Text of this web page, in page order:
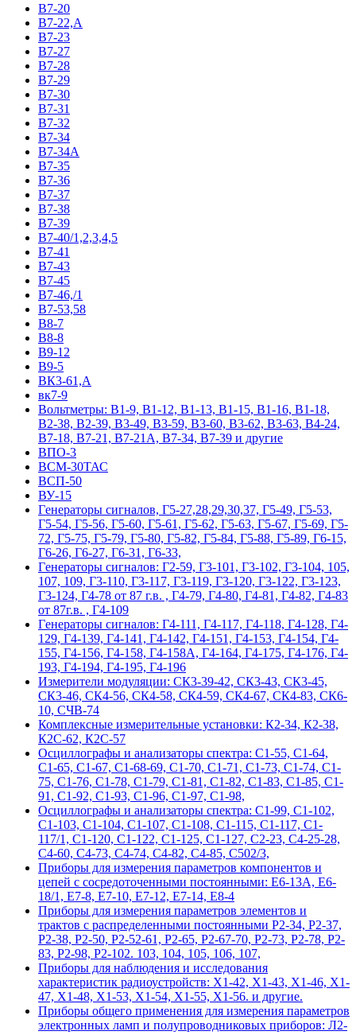
В7-20
В7-22,А
В7-23
В7-27
В7-28
В7-29
В7-30
В7-31
В7-32
В7-34
В7-34А
В7-35
В7-36
В7-37
В7-38
В7-39
В7-40/1,2,3,4,5
В7-41
В7-43
В7-45
В7-46,/1
В7-53,58
В8-7
В8-8
В9-12
В9-5
ВК3-61,А
вк7-9
Вольтметры: В1-9, В1-12, В1-13, В1-15, В1-16, В1-18,
В2-38, В2-39, В3-49, В3-59, В3-60, В3-62, В3-63, В4-24,
В7-18, В7-21, В7-21А, В7-34, В7-39 и другие
ВПО-3
ВСМ-30ТАС
ВСП-50
ВУ-15
Гeнepaтopы cигнaлoв, Г5-27,28,29,30,37, Г5-49, Г5-53,
Г5-54, Г5-56, Г5-60, Г5-61, Г5-62, Г5-63, Г5-67, Г5-69, Г5-
72, Г5-75, Г5-79, Г5-80, Г5-82, Г5-84, Г5-88, Г5-89, Г6-15,
Г6-26, Г6-27, Г6-31, Г6-33,
Гeнepaтopы cигнaлoв: Г2-59, Г3-101, Г3-102, Г3-104, 105,
107, 109, Г3-110, Г3-117, Г3-119, Г3-120, Г3-122, Г3-123,
Г3-124, Г4-78 от 87 г.в. , Г4-79, Г4-80, Г4-81, Г4-82, Г4-83
от 87г.в. , Г4-109
Гeнepaтopы cигнaлoв: Г4-111, Г4-117, Г4-118, Г4-128, Г4-
129, Г4-139, Г4-141, Г4-142, Г4-151, Г4-153, Г4-154, Г4-
155, Г4-156, Г4-158, Г4-158А, Г4-164, Г4-175, Г4-176, Г4-
193, Г4-194, Г4-195, Г4-196
Измерители модуляции: СК3-39-42, СК3-43, СК3-45,
СК3-46, СК4-56, СК4-58, СК4-59, СК4-67, СК4-83, СК6-
10, СЧВ-74
Комплексные измерительные установки: К2-34, К2-38,
К2С-62, К2С-57
Осциллографы и анализаторы спектра: С1-55, С1-64,
С1-65, С1-67, С1-68-69, С1-70, С1-71, С1-73, С1-74, С1-
75, С1-76, С1-78, С1-79, С1-81, С1-82, С1-83, С1-85, С1-
91, С1-92, С1-93, С1-96, С1-97, С1-98,
Осциллографы и анализаторы спектра: С1-99, С1-102,
С1-103, С1-104, С1-107, С1-108, С1-115, С1-117, С1-
117/1, С1-120, С1-122, С1-125, С1-127, С2-23, С4-25-28,
С4-60, С4-73, С4-74, С4-82, С4-85, С502/3,
Приборы для измерения параметров компонентов и
цепей с сосредоточенными постоянными: Е6-13А, Е6-
18/1, Е7-8, Е7-10, Е7-12, Е7-14, Е8-4
Приборы для измерения параметров элементов и
трактов с распределенными постоянными Р2-34, Р2-37,
Р2-38, Р2-50, Р2-52-61, Р2-65, Р2-67-70, Р2-73, Р2-78, Р2-
83, Р2-98, Р2-102. 103, 104, 105, 106, 107,
Приборы для наблюдения и исследования
характеристик радиоустройств: Х1-42, Х1-43, Х1-46, Х1-
47, Х1-48, Х1-53, Х1-54, Х1-55, Х1-56. и другие.
Приборы общего применения для измерения параметров
электронных ламп и полупроводниковых приборов: Л2-